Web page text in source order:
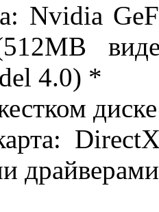
Nvidia
4.0) *
драйверами